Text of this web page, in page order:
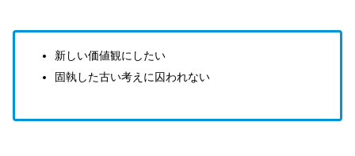
新しい価値観にしたい
固執した古い考えに囚われない